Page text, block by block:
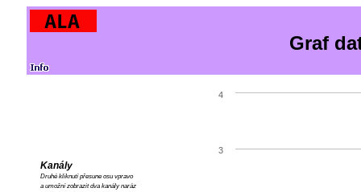
Graf
Kanály
Druhé kliknutí přesune osu vpravo
a umožní zobrazit dva kanály naráz
3
4